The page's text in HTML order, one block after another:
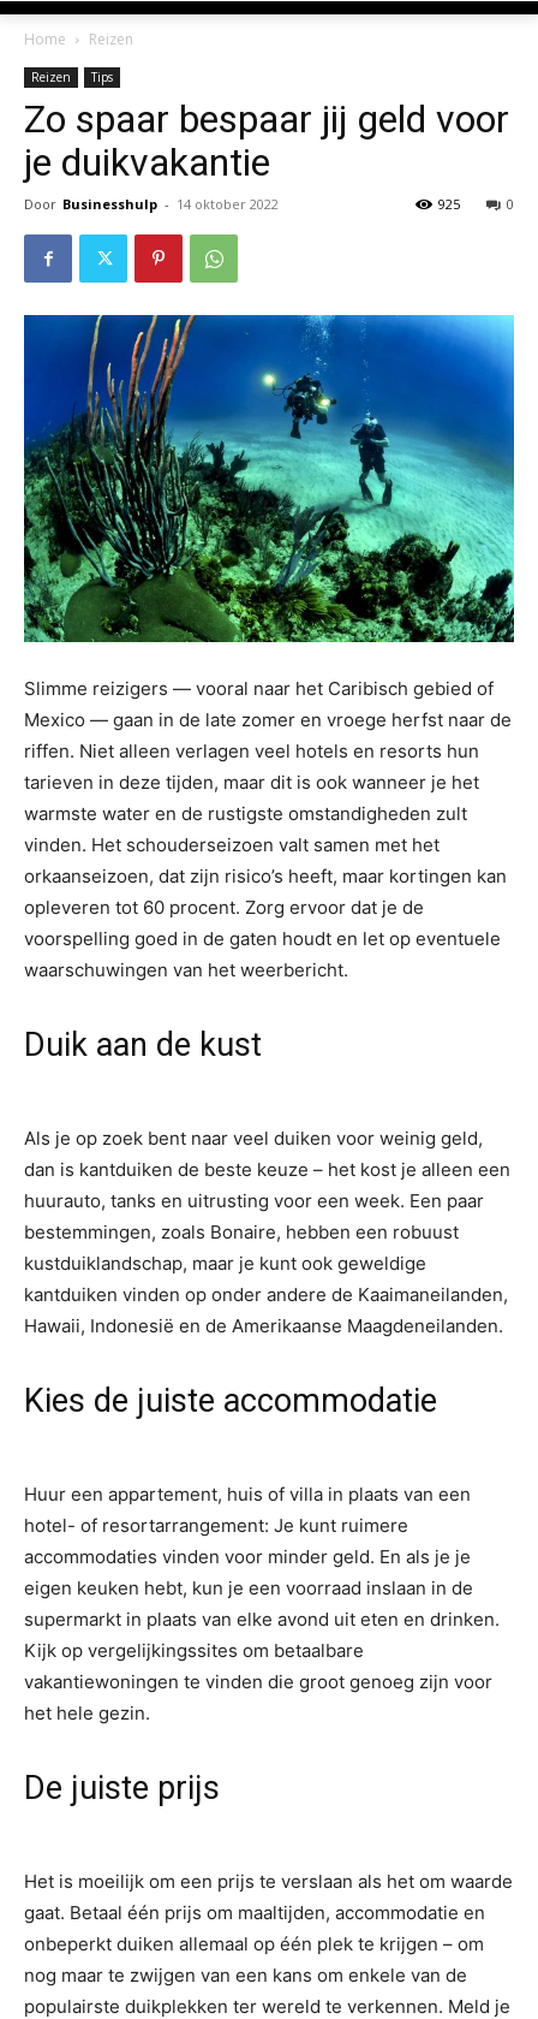
Home Reizen
Reizen Tips
Zo spaar bespaar jij geld voor
je duikvakantie
Door Businesshulp - 14 oktober 2022 0
925
Slimme reizigers — vooral naar het Caribisch gebied of
Mexico — gaan in de late zomer en vroege herfst naar de
riffen. Niet alleen verlagen veel hotels en resorts hun
tarieven in deze tijden, maar dit is ook wanneer je het
warmste water en de rustigste omstandigheden zult
vinden. Het schouderseizoen valt samen met het
orkaanseizoen, dat zijn risico’s heeft, maar kortingen kan
opleveren tot 60 procent. Zorg ervoor dat je de
voorspelling goed in de gaten houdt en let op eventuele
waarschuwingen van het weerbericht.
Duik aan de kust
Als je op zoek bent naar veel duiken voor weinig geld,
dan is kantduiken de beste keuze – het kost je alleen een
huurauto, tanks en uitrusting voor een week. Een paar
bestemmingen, zoals Bonaire, hebben een robuust
kustduiklandschap, maar je kunt ook geweldige
kantduiken vinden op onder andere de Kaaimaneilanden,
Hawaii, Indonesië en de Amerikaanse Maagdeneilanden.
Kies de juiste accommodatie
Huur een appartement, huis of villa in plaats van een
hotel- of resortarrangement: Je kunt ruimere
accommodaties vinden voor minder geld. En als je je
eigen keuken hebt, kun je een voorraad inslaan in de
supermarkt in plaats van elke avond uit eten en drinken.
Kijk op vergelijkingssites om betaalbare
vakantiewoningen te vinden die groot genoeg zijn voor
het hele gezin.
De juiste prijs
Het is moeilijk om een ​​prijs te verslaan als het om waarde
gaat. Betaal één prijs om maaltijden, accommodatie en
onbeperkt duiken allemaal op één plek te krijgen – om
nog maar te zwijgen van een kans om enkele van de
populairste duikplekken ter wereld te verkennen. Meld je